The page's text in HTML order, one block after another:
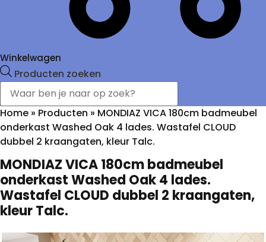
Winkelwagen
Producten zoeken
Home » Producten » MONDIAZ VICA 180cm badmeubel
onderkast Washed Oak 4 lades. Wastafel CLOUD
dubbel 2 kraangaten, kleur Talc.
MONDIAZ VICA 180cm badmeubel
onderkast Washed Oak 4 lades.
Wastafel CLOUD dubbel 2 kraangaten,
kleur Talc.